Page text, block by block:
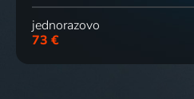
jednorazovo
73 €